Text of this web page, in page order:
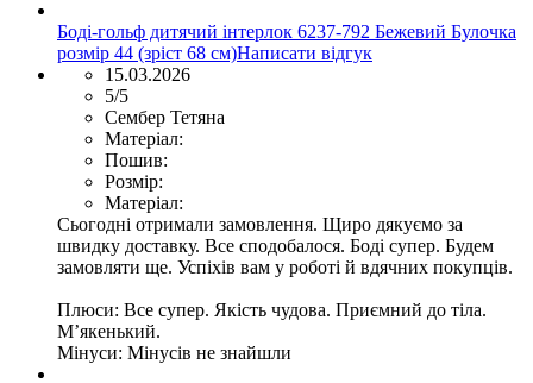
Боді-гольф дитячий інтерлок 6237-792 Бежевий Булочка
розмір 44 (зріст 68 см)Написати відгук
15.03.2026
5/5
Сембер Тетяна
Матеріал:
Пошив:
Розмір:
Матеріал:
Сьогодні отримали замовлення. Щиро дякуємо за
швидку доставку. Все сподобалося. Боді супер. Будем
замовляти ще. Успіхів вам у роботі й вдячних покупців.
Плюси: Все супер. Якість чудова. Приємний до тіла.
Мʼякенький.
Мінуси: Мінусів не знайшли